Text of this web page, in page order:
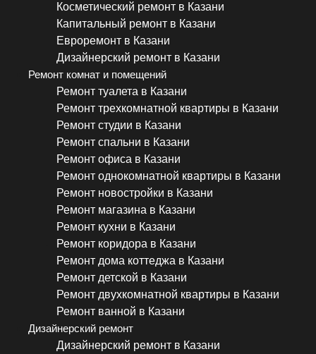
Косметический ремонт в Казани
Капитальный ремонт в Казани
Евроремонт в Казани
Дизайнерский ремонт в Казани
Ремонт комнат и помещений
Ремонт туалета в Казани
Ремонт трехкомнатной квартиры в Казани
Ремонт студии в Казани
Ремонт спальни в Казани
Ремонт офиса в Казани
Ремонт однокомнатной квартиры в Казани
Ремонт новостройки в Казани
Ремонт магазина в Казани
Ремонт кухни в Казани
Ремонт коридора в Казани
Ремонт дома коттеджа в Казани
Ремонт детской в Казани
Ремонт двухкомнатной квартиры в Казани
Ремонт ванной в Казани
Дизайнерский ремонт
Дизайнерский ремонт в Казани